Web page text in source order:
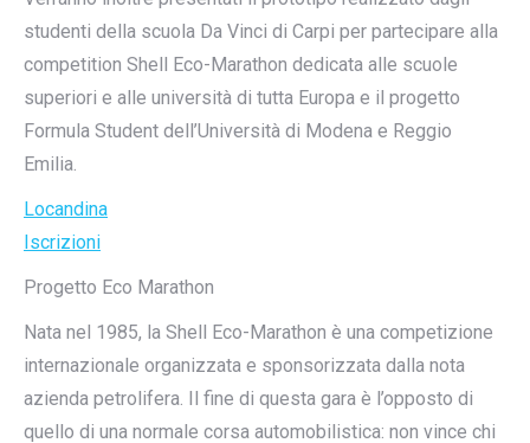
studenti della scuola Da Vinci di Carpi per partecipare alla
competition Shell Eco-Marathon dedicata alle scuole
superiori e alle università di tutta Europa e il progetto
Formula Student dell’Università di Modena e Reggio
Emilia.
Locandina
Iscrizioni
Progetto Eco Marathon
Nata nel 1985, la Shell Eco-Marathon è una competizione
internazionale organizzata e sponsorizzata dalla nota
azienda petrolifera. Il fine di questa gara è l’opposto di
quello di una normale corsa automobilistica: non vince chi